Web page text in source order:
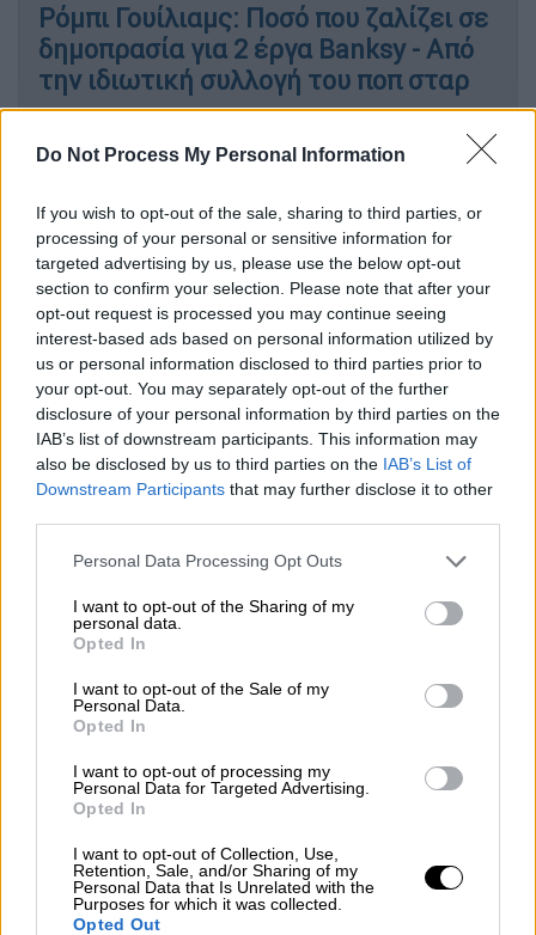
Do Not Process My Personal Information
If you wish to opt-out of the sale, sharing to third parties, or
processing of your personal or sensitive information for
targeted advertising by us, please use the below opt-out
section to confirm your selection. Please note that after your
opt-out request is processed you may continue seeing
interest-based ads based on personal information utilized by
us or personal information disclosed to third parties prior to
your opt-out. You may separately opt-out of the further
disclosure of your personal information by third parties on the
IAB’s list of downstream participants. This information may
also be disclosed by us to third parties on the IAB’s List of
Downstream Participants that may further disclose it to other
Please note that this website/app uses one or more Google
not limited to your visit or usage behaviour. You may click to
grant or deny consent to Google and its third-party tags to
use your data for below specified purposes in below Google
consent section.
Personal Data Processing Opt Outs
I want to opt-out of the Sharing of my
personal data.
Opted In
I want to opt-out of the Sale of my
Personal Data.
Opted In
I want to opt-out of processing my
Personal Data for Targeted Advertising.
Opted In
I want to opt-out of Collection, Use,
Retention, Sale, and/or Sharing of my
Personal Data that Is Unrelated with the
Purposes for which it was collected.
Opted Out
Ρόμπι Γουίλιαμς: Ποσό που ζαλίζει σε
δημοπρασία για 2 έργα Banksy - Από
την ιδιωτική συλλογή του ποπ σταρ
Πολιτισμός|12.11.2021 09:18
ένα αυθεντικό έργο του Banksy στο
φινάλε του «The Outlaws»
Πολιτισμός| 15.10.2021 17:13
Banksy: Τιμή ρεκόρ για τον
μισοκατεστραμμένο πίνακα «Love is
in the Bin» - Τμήμα του σε λωρίδες
Viral|08.09.2021 16:45
Δημοφιλές έργο του Banksy,
δημοπρασία
Κόσμος|17.09.2020 13:52
Banksy δεν του ανήκουν
Κόσμος|29.08.2020 19:06
Πλοίο διάσωσης του Banksy:
«εύθραυστη» υγεία